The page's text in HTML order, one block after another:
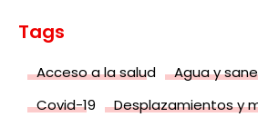
Tags
Acceso a la salud
Agua y
Covid-19
Desplazamientos y